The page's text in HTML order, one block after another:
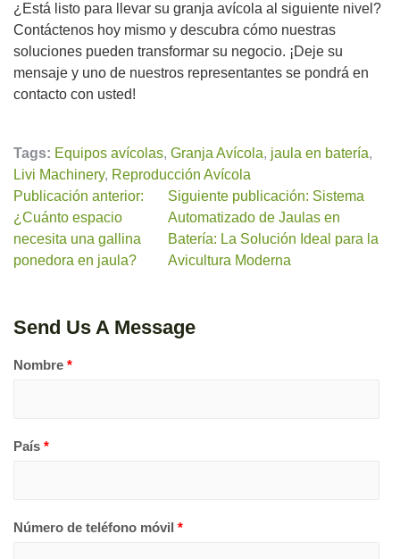
¿Está listo para llevar su granja avícola al siguiente nivel?
Contáctenos hoy mismo y descubra cómo nuestras
soluciones pueden transformar su negocio. ¡Deje su
mensaje y uno de nuestros representantes se pondrá en
contacto con usted!
Tags: Equipos avícolas, Granja Avícola, jaula en batería,
Livi Machinery, Reproducción Avícola
Publicación anterior:
¿Cuánto espacio
necesita una gallina
ponedora en jaula?
Siguiente publicación: Sistema
Automatizado de Jaulas en
Batería: La Solución Ideal para la
Avicultura Moderna
Send Us A Message
Nombre *
País *
Número de teléfono móvil *